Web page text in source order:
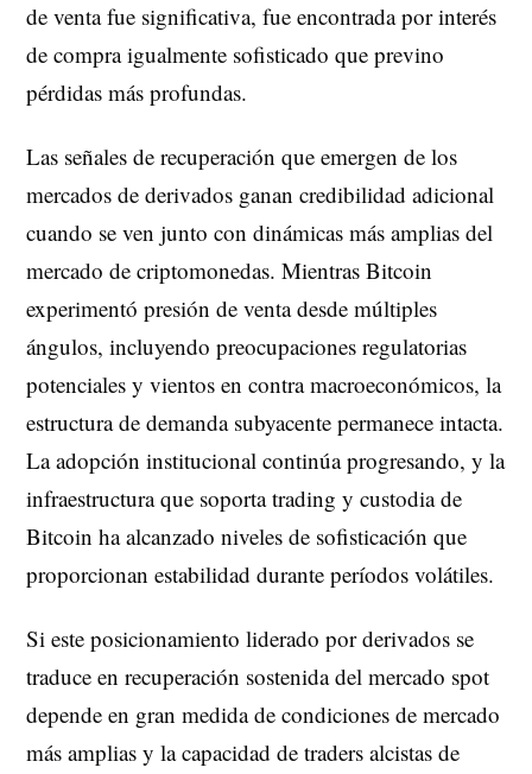
de venta fue significativa, fue encontrada por interés
de compra igualmente sofisticado que previno
pérdidas más profundas.
Las señales de recuperación que emergen de los
mercados de derivados ganan credibilidad adicional
cuando se ven junto con dinámicas más amplias del
mercado de criptomonedas. Mientras Bitcoin
experimentó presión de venta desde múltiples
ángulos, incluyendo preocupaciones regulatorias
potenciales y vientos en contra macroeconómicos, la
estructura de demanda subyacente permanece intacta.
La adopción institucional continúa progresando, y la
infraestructura que soporta trading y custodia de
Bitcoin ha alcanzado niveles de sofisticación que
proporcionan estabilidad durante períodos volátiles.
Si este posicionamiento liderado por derivados se
traduce en recuperación sostenida del mercado spot
depende en gran medida de condiciones de mercado
más amplias y la capacidad de traders alcistas de